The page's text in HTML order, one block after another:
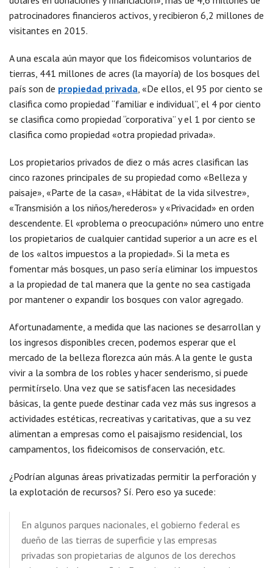
patrocinadores financieros activos, y recibieron 6,2 millones de
visitantes en 2015.
A una escala aún mayor que los fideicomisos voluntarios de
tierras, 441 millones de acres (la mayoría) de los bosques del
país son de propiedad privada, «De ellos, el 95 por ciento se
clasifica como propiedad “familiar e individual”, el 4 por ciento
se clasifica como propiedad “corporativa” y el 1 por ciento se
clasifica como propiedad «otra propiedad privada».
Los propietarios privados de diez o más acres clasifican las
cinco razones principales de su propiedad como «Belleza y
paisaje», «Parte de la casa», «Hábitat de la vida silvestre»,
«Transmisión a los niños/herederos» y «Privacidad» en orden
descendente. El «problema o preocupación» número uno entre
los propietarios de cualquier cantidad superior a un acre es el
de los «altos impuestos a la propiedad». Si la meta es
fomentar más bosques, un paso sería eliminar los impuestos
a la propiedad de tal manera que la gente no sea castigada
por mantener o expandir los bosques con valor agregado.
Afortunadamente, a medida que las naciones se desarrollan y
los ingresos disponibles crecen, podemos esperar que el
mercado de la belleza florezca aún más. A la gente le gusta
vivir a la sombra de los robles y hacer senderismo, si puede
permitírselo. Una vez que se satisfacen las necesidades
básicas, la gente puede destinar cada vez más sus ingresos a
actividades estéticas, recreativas y caritativas, que a su vez
alimentan a empresas como el paisajismo residencial, los
campamentos, los fideicomisos de conservación, etc.
¿Podrían algunas áreas privatizadas permitir la perforación y
la explotación de recursos? Sí. Pero eso ya sucede:
En algunos parques nacionales, el gobierno federal es
dueño de las tierras de superficie y las empresas
privadas son propietarias de algunos de los derechos